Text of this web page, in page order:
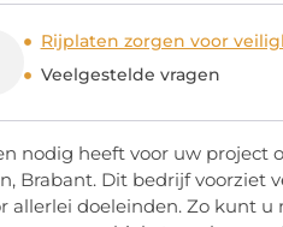
Rijplaten zorgen voor
Veelgestelde vragen
nodig heeft voor uw project
Brabant. Dit bedrijf voorziet
allerlei doeleinden. Zo kunt